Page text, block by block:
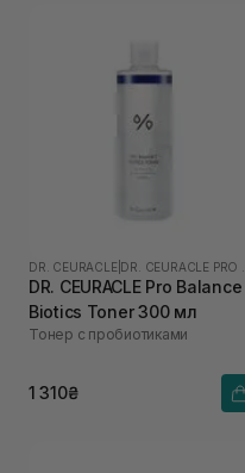
DR. CEURACLE
DR. CEURACLE Pro Balance
Biotics Toner 300 мл
Тонер с пробиотиками
1 310₴